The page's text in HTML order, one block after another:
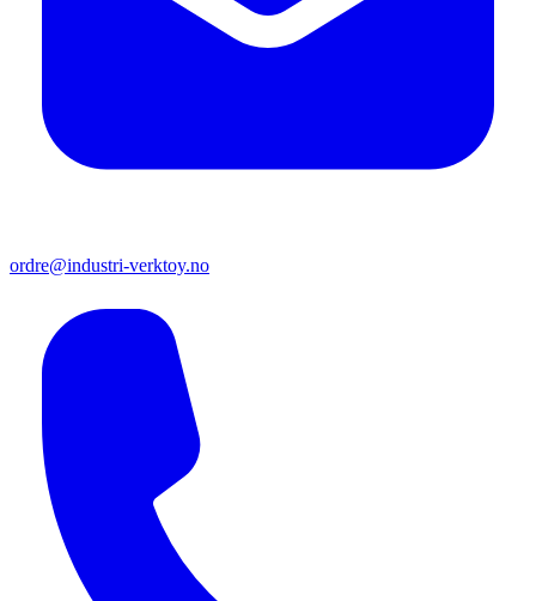
ordre@industri-verktoy.no